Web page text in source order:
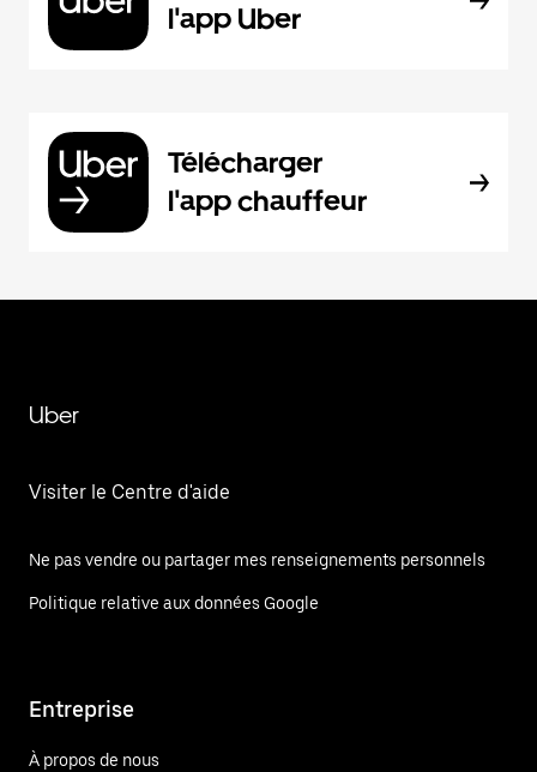
l'app Uber
Télécharger
l'app chauffeur
Uber
Visiter le Centre d'aide
Ne pas vendre ou partager mes renseignements personnels
Politique relative aux données Google
Entreprise
À propos de nous